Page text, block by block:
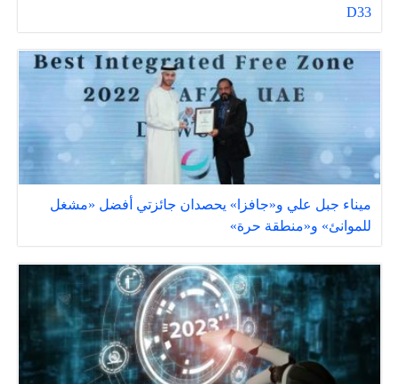
D33
ميناء جبل علي و«جافزا» يحصدان جائزتي أفضل «مشغل
للموانئ» و«منطقة حرة»